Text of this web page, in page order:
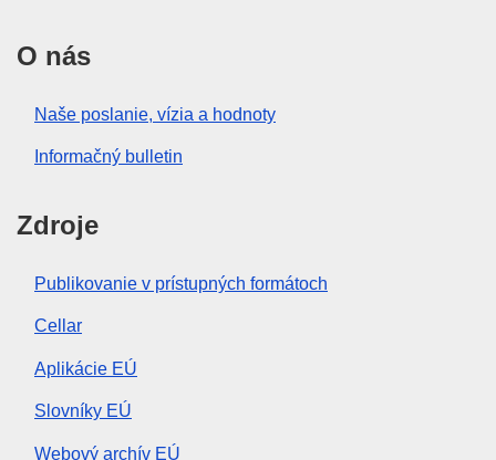
O nás
Naše poslanie, vízia a hodnoty
Informačný bulletin
Zdroje
Publikovanie v prístupných formátoch
Cellar
Aplikácie EÚ
Slovníky EÚ
Webový archív EÚ